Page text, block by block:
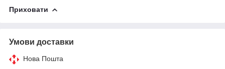
Приховати
Умови доставки
Нова Пошта